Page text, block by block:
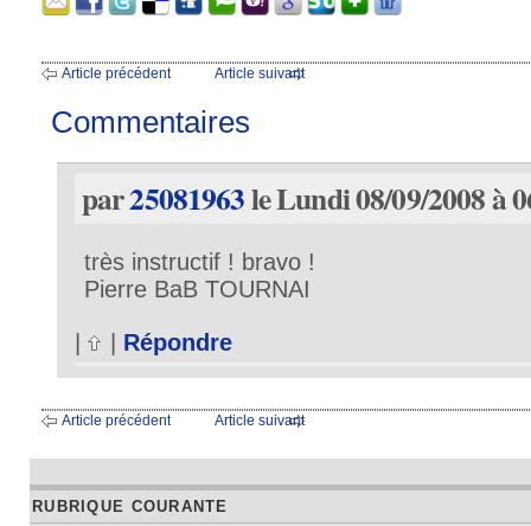
Article précédent Article suivant
Commentaires
par25081963le Lundi 08/09/2008 à
très instructif ! bravo !
Pierre BaB TOURNAI
Répondre
Article précédent Article suivant
RUBRIQUE COURANTE